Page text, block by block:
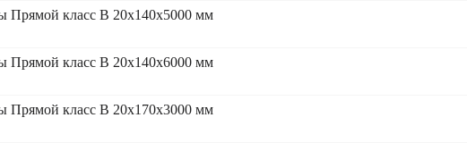
Прямой класс В 20x140x5000 мм
Прямой класс В 20x140x6000 мм
Прямой класс В 20x170x3000 мм